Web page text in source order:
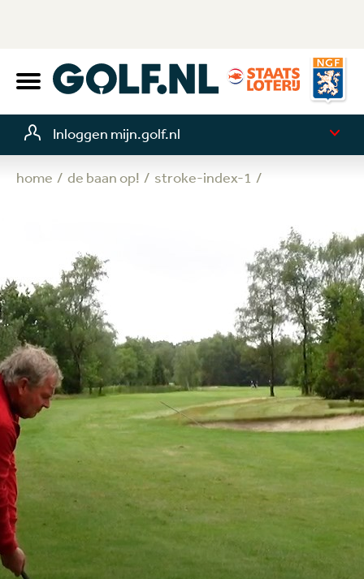
Inloggen mijn.golf.nl
home de baan op! stroke-index-1